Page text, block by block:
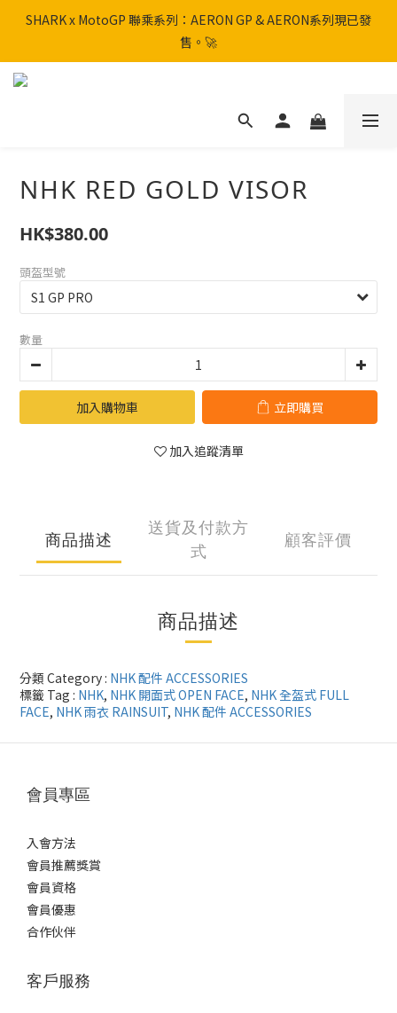
SHARK x MotoGP 聯乘系列：AERON GP & AERON系列現已發
售。🚀
SHARK x MotoGP 聯乘系列：AERON GP & AERON系列現已發
售。🚀
📦 【全新上架】NHK Helmet 到貨通知：S1GP & K5R 熱銷款式全
NHK RED GOLD VISOR
HK$380.00
頭盔型號
數量
加入購物車 立即購買
加入追蹤清單
商品描述
送貨及付款方
式
顧客評價
商品描述
分類 Category : NHK 配件 ACCESSORIES
標籤 Tag : NHK, NHK 開面式 OPEN FACE, NHK 全盔式 FULL
FACE, NHK 雨衣 RAINSUIT, NHK 配件 ACCESSORIES
會員專區
入會方法
會員推薦獎賞
會員資格
會員優惠
合作伙伴
客戶服務